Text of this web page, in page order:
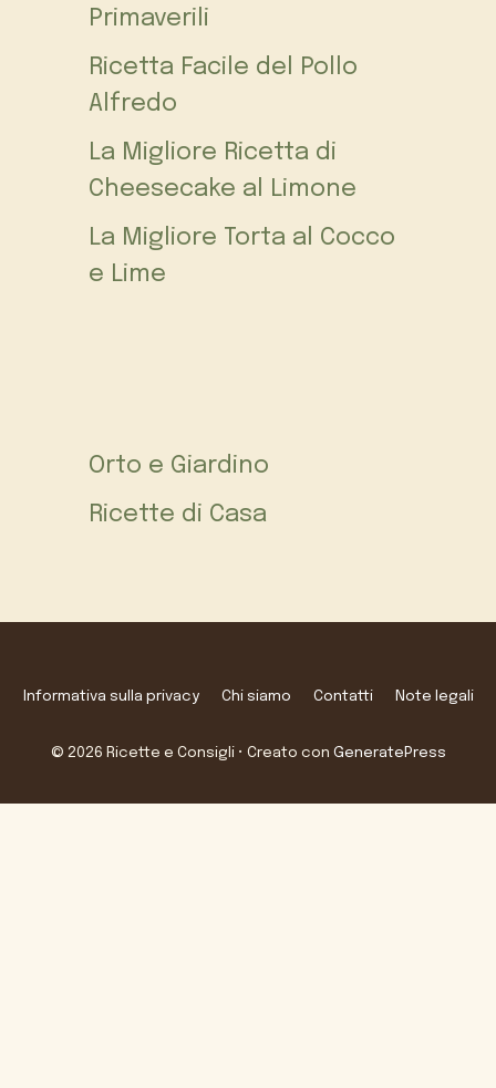
Primaverili
Ricetta Facile del Pollo
Alfredo
La Migliore Ricetta di
Cheesecake al Limone
La Migliore Torta al Cocco
e Lime
Orto e Giardino
Ricette di Casa
Informativa sulla privacy Chi siamo Contatti Note legali
© 2026 Ricette e Consigli• Creato con GeneratePress